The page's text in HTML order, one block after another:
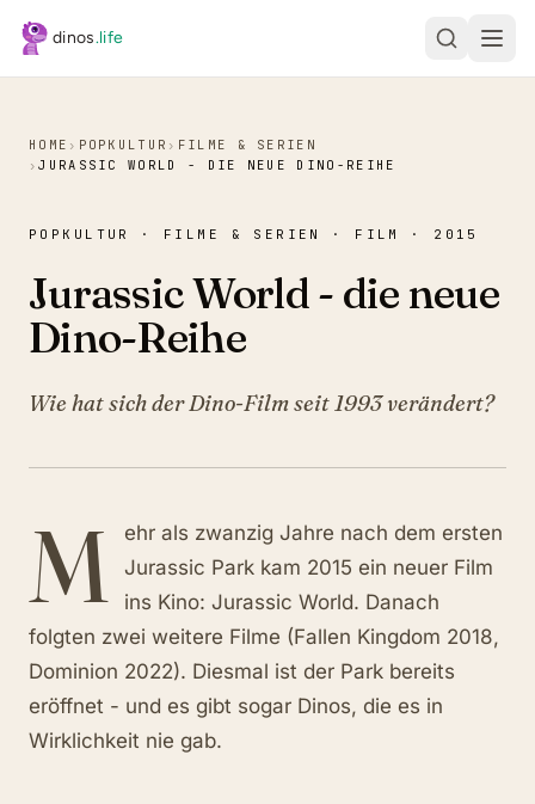
dinos.life
HOME › POPKULTUR › FILME & SERIEN
›JURASSIC WORLD - DIE NEUE DINO-REIHE
POPKULTUR · FILME & SERIEN · FILM · 2015
Jurassic World - die neue
Dino-Reihe
Wie hat sich der Dino-Film seit 1993 verändert?
M
ehr als zwanzig Jahre nach dem ersten
Jurassic Park kam 2015 ein neuer Film
ins Kino: Jurassic World. Danach
folgten zwei weitere Filme (Fallen Kingdom 2018,
Dominion 2022). Diesmal ist der Park bereits
eröffnet - und es gibt sogar Dinos, die es in
Wirklichkeit nie gab.